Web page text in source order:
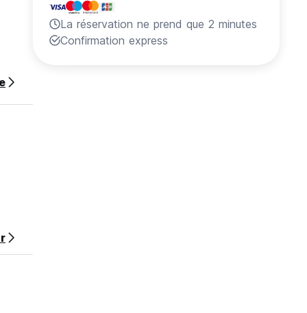
La réservation ne prend que 2 minutes
Confirmation express